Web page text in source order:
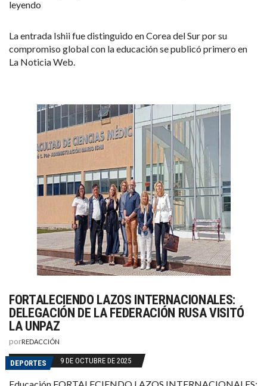
leyendo
distinguido
en
Corea
del
su
compromiso
global
con
la
educación”
La entrada Ishii fue distinguido en Corea del Sur por su
compromiso global con la educaciónse publicó primero en
La Noticia Web.
FORTALECIENDO LAZOS INTERNACIONALES:
DELEGACIÓN DE LA FEDERACIÓN RUSA VISITÓ
LA UNPAZ
porREDACCIÓN
DEPORTES 9 DE OCTUBRE DE 2025